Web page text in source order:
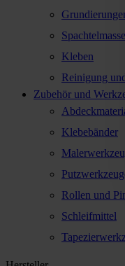
Kleben
Reinigung
Zubehör und
Klebebänder
Rollen und
Schleifmittel